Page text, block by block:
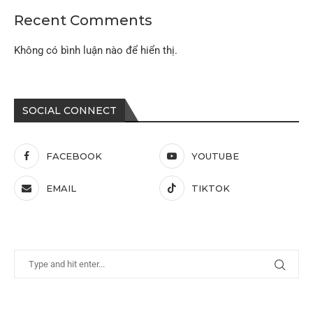
Recent Comments
Không có bình luận nào để hiển thị.
SOCIAL CONNECT
FACEBOOK YOUTUBE
EMAIL TIKTOK